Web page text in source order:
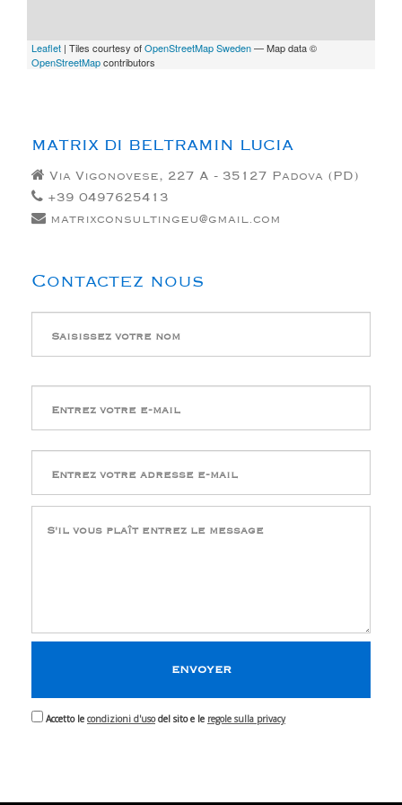
Leaflet | Tiles courtesy ofOpenStreetMap Sweden— Map data ©
OpenStreetMapcontributors
MATRIX DI BELTRAMIN LUCIA
Via Vigonovese, 227 A - 35127 Padova (PD)
+39 0497625413
matrixconsultingeu@gmail.com
Contactez nous
Accetto le condizioni d'usodel sito e le regole sulla privacy